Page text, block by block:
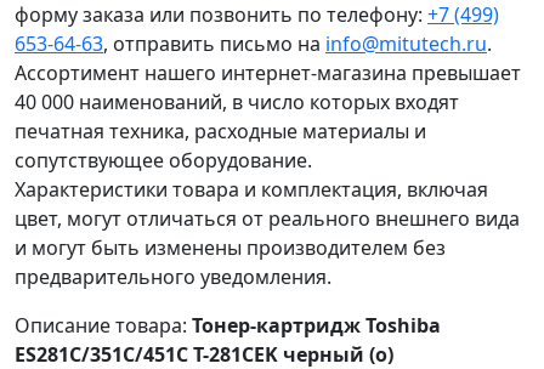
форму заказа или позвонить по телефону: +7 (499)
653-64-63, отправить письмо на info@mitutech.ru.
Ассортимент нашего интернет-магазина превышает
40 000 наименований, в число которых входят
печатная техника, расходные материалы и
сопутствующее оборудование.
Характеристики товара и комплектация, включая
цвет, могут отличаться от реального внешнего вида
и могут быть изменены производителем без
предварительного уведомления.
Описание товара: Тонер-картридж Toshiba
ES281C/351C/451C T-281CEK черный (o)